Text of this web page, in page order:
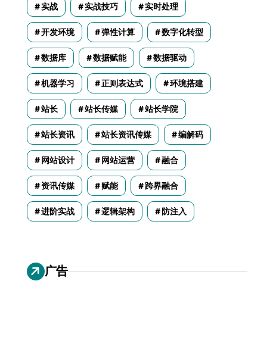
实战 实战技巧 实时处理
开发环境 弹性计算 数字化转型
数据库 数据赋能 数据驱动
机器学习 正则表达式 环境搭建
站长 站长传媒 站长学院
站长资讯 站长资讯传媒 编解码
网站设计 网站运营 融合
资讯传媒 赋能 跨界融合
进阶实战 逻辑架构 防注入
广告